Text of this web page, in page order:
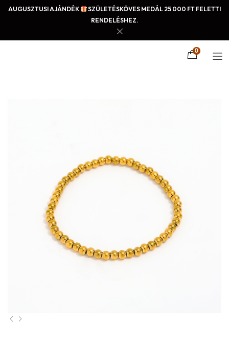
AUGUSZTUSI AJÁNDÉK
SZÜLETÉSKÖVES MEDÁL 25 000 FT FELETTI
RENDELÉSHEZ.
0